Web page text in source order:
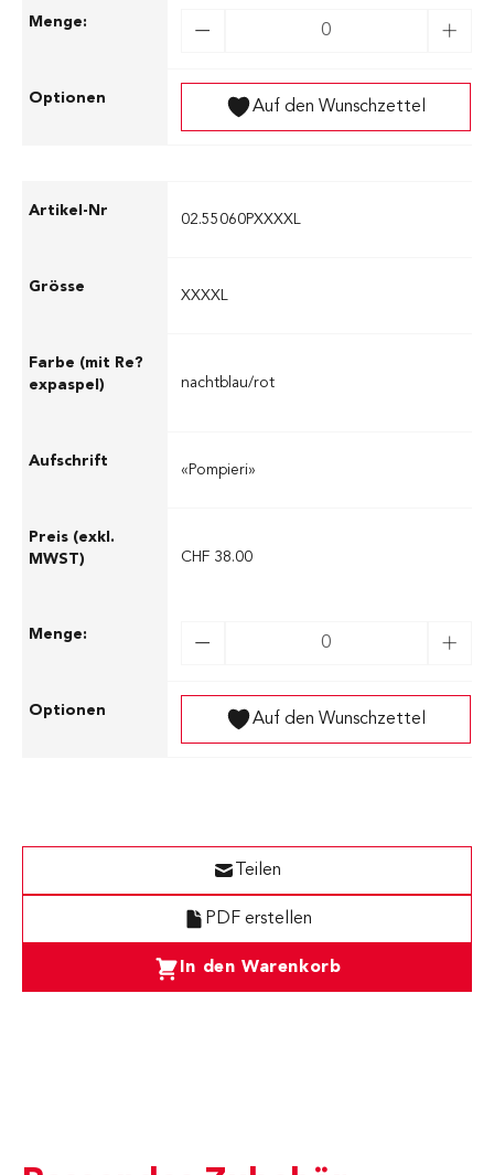
Auf den Wunschzettel
02.55060PXXXXL
XXXXL
nachtblau/rot
«Pompieri»
CHF 38.00
Auf den Wunschzettel
In den Warenkorb
PDF erstellen
Teilen